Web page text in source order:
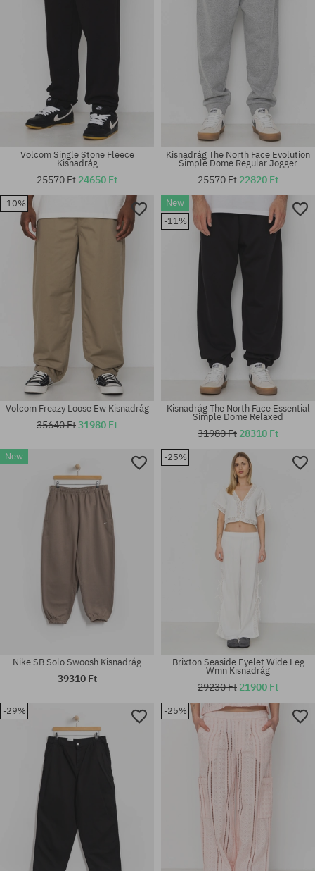
Elérhető méretek:
S; M; L; XL
Elérhető méretek:
S; M; L; XL
Elérhető méretek:
XS; S; M; L; XL
Volcom Single Stone Fleece
Kisnadrág
25570 Ft 24650 Ft
Elérhető méretek:
Kisnadrág The North Face Evolution
Simple Dome Regular Jogger
25570 Ft 22820 Ft
-10%
Elérhető méretek:
Volcom Freazy Loose Ew Kisnadrág
35640 Ft31980 Ft
New
-11%
Elérhető méretek:
S; M; L; XL
Kisnadrág The North Face Essential
Simple Dome Relaxed
31980 Ft 28310 Ft
New
Nike SB Solo Swoosh Kisnadrág
39310 Ft
-25%
Brixton Seaside Eyelet Wide Leg
Wmn Kisnadrág
29230 Ft 21900 Ft
-29% -25%